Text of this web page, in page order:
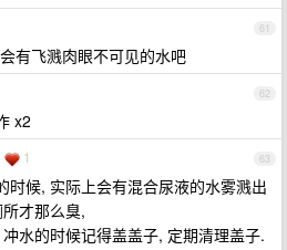
61
有飞溅肉眼不可见的水吧
62
x2
63
1
时候, 实际上会有混合尿液的水雾溅出
才那么臭,
水的时候记得盖盖子, 定期清理盖子.